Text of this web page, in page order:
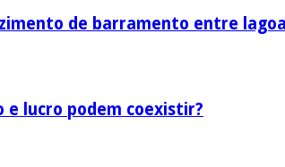
de barramento entre
e lucro podem coexistir?